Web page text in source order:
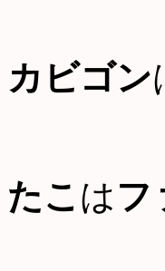
カビゴン
たこ はフ